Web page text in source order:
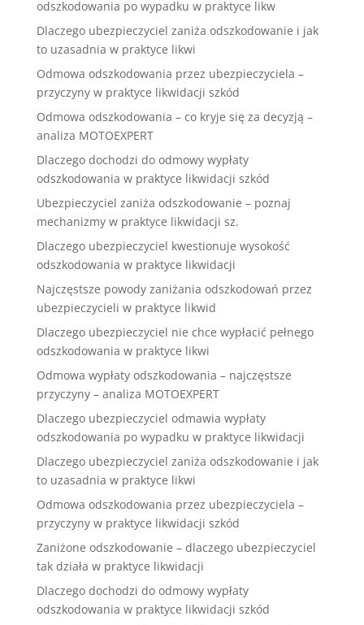
odszkodowania po wypadku w praktyce likw
Dlaczego ubezpieczyciel zaniża odszkodowanie i jak
to uzasadnia w praktyce likwi
Odmowa odszkodowania przez ubezpieczyciela –
przyczyny w praktyce likwidacji szkód
Odmowa odszkodowania – co kryje się za decyzją –
analiza MOTOEXPERT
Dlaczego dochodzi do odmowy wypłaty
odszkodowania w praktyce likwidacji szkód
Ubezpieczyciel zaniża odszkodowanie – poznaj
mechanizmy w praktyce likwidacji sz.
Dlaczego ubezpieczyciel kwestionuje wysokość
odszkodowania w praktyce likwidacji
Najczęstsze powody zaniżania odszkodowań przez
ubezpieczycieli w praktyce likwid
Dlaczego ubezpieczyciel nie chce wypłacić pełnego
odszkodowania w praktyce likwi
Odmowa wypłaty odszkodowania – najczęstsze
przyczyny – analiza MOTOEXPERT
Dlaczego ubezpieczyciel odmawia wypłaty
odszkodowania po wypadku w praktyce likwidacji
Dlaczego ubezpieczyciel zaniża odszkodowanie i jak
to uzasadnia w praktyce likwi
Odmowa odszkodowania przez ubezpieczyciela –
przyczyny w praktyce likwidacji szkód
Zaniżone odszkodowanie – dlaczego ubezpieczyciel
tak działa w praktyce likwidacji
Dlaczego dochodzi do odmowy wypłaty
odszkodowania w praktyce likwidacji szkód